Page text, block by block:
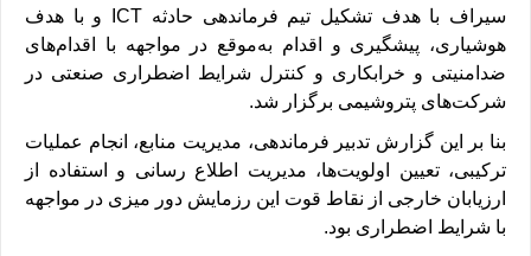
سیراف با هدف تشکیل تیم فرماندهی حادثه ICT
و با هدف
هوشیاری، پیشگیری و اقدام به‌موقع در مواجهه با اقدام‌های
ضدامنیتی و خرابکاری و کنترل شرایط اضطراری صنعتی در
شرکت‌های پتروشیمی برگزار شد.
بنا بر این گزارش تدبیر فرماندهی، مدیریت منابع، انجام عملیات
ترکیبی، تعیین اولویت‌ها، مدیریت اطلاع رسانی و استفاده از
ارزیابان خارجی از نقاط قوت این رزمایش دور میزی در مواجهه
با شرایط اضطراری بود.